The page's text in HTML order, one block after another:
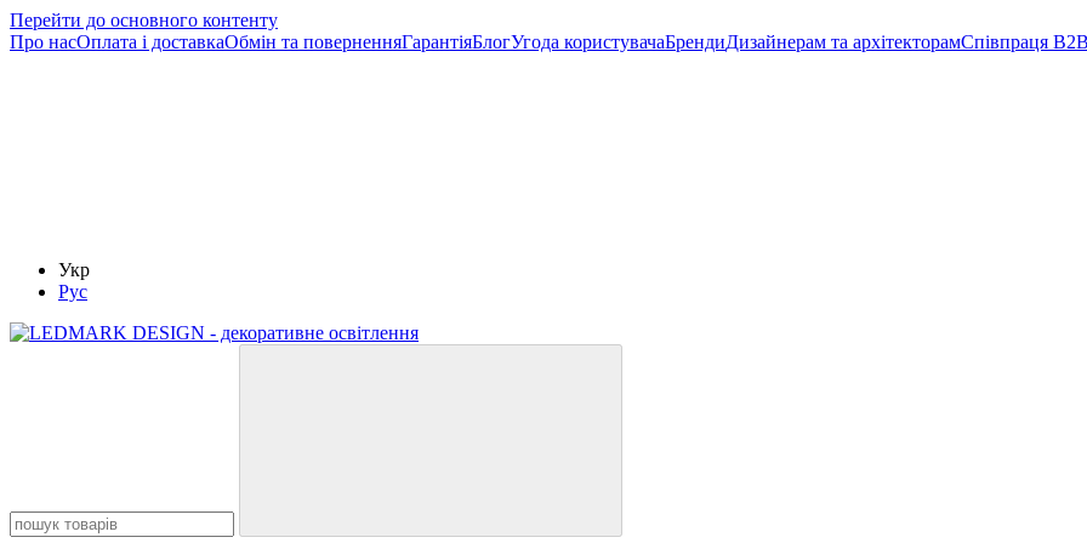
Перейти до основного контенту
Про насОплата і доставкаОбмін та поверненняГарантіяБлогУгода користувачаБрендиДизайнерам та архітекторамСпівпраця B2B
Укр
Рус